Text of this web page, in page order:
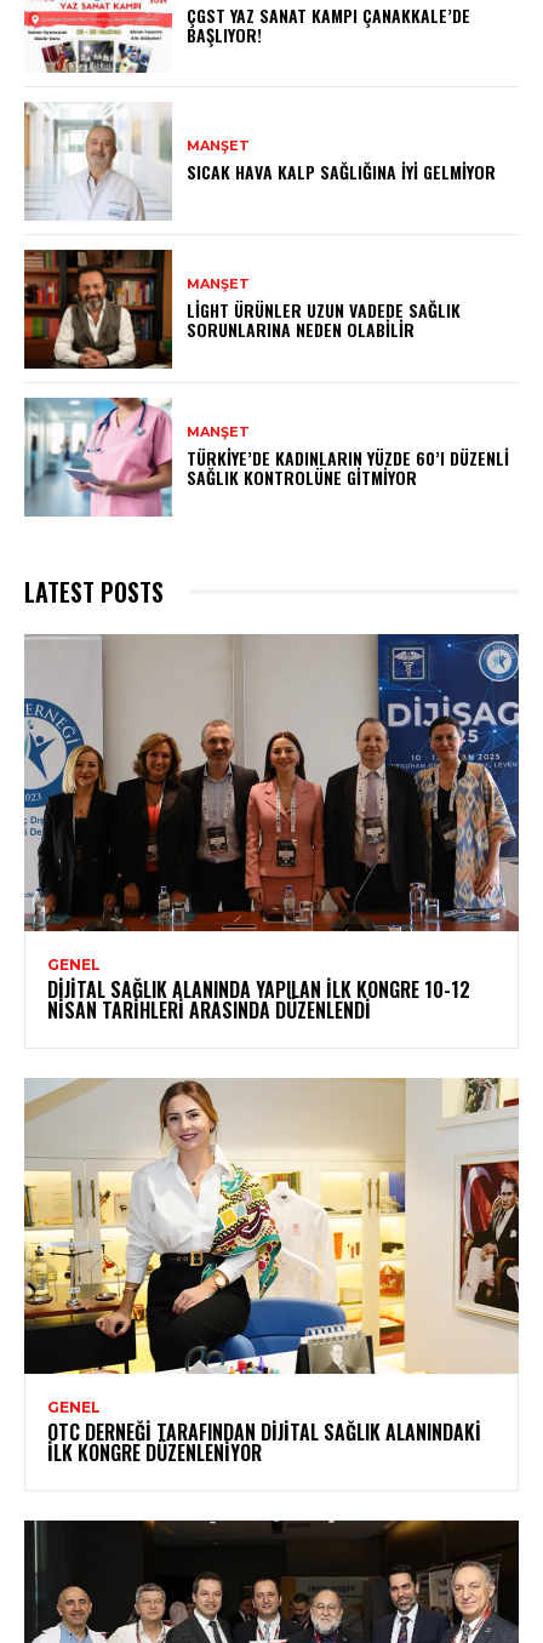
ÇGST YAZ SANAT KAMPI ÇANAKKALE’DE
BAŞLIYOR!
MANŞET
SICAK HAVA KALP SAĞLIĞINA İYI GELMIYOR
MANŞET
LIGHT ÜRÜNLER UZUN VADEDE SAĞLIK
SORUNLARINA NEDEN OLABILIR
MANŞET
TÜRKIYE’DE KADINLARIN YÜZDE 60’I DÜZENLI
SAĞLIK KONTROLÜNE GITMIYOR
LATEST POSTS
GENEL
DIJITAL SAĞLIK ALANINDA YAPILAN İLK KONGRE 10-12
NISAN TARIHLERI ARASINDA DÜZENLENDI
GENEL
OTC DERNEĞI TARAFINDAN DIJITAL SAĞLIK ALANINDAKI
İLK KONGRE DÜZENLENIYOR